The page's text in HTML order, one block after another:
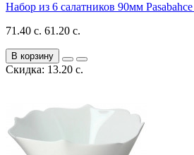
Набор из 6 салатников 90мм
71.40 с. 61.20 с.
В корзину
Скидка: 13.20 с.